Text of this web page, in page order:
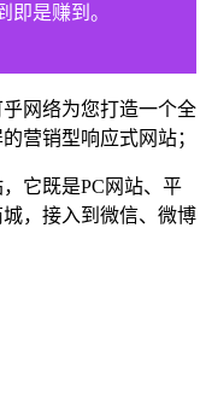
即是赚到。
网络为您打造一个全
营销型响应式网站；
它既是PC网站、平
，接入到微信、微博